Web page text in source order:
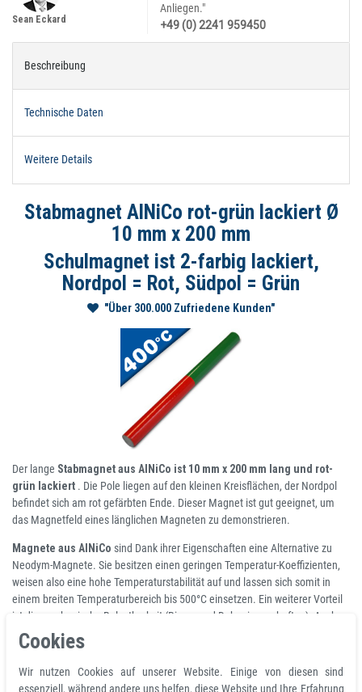
Anliegen."
+49 (0) 2241 959450
Sean Eckard
Beschreibung
Technische Daten
Weitere Details
Stabmagnet AlNiCo rot-grün lackiert Ø
10 mm x 200 mm
Schulmagnet ist 2-farbig lackiert,
Nordpol = Rot, Südpol = Grün
"Über 300.000 Zufriedene Kunden"
Der lange Stabmagnet aus AlNiCo ist 10 mm x 200 mm lang und rot-
grün lackiert . Die Pole liegen auf den kleinen Kreisflächen, der Nordpol
befindet sich am rot gefärbten Ende. Dieser Magnet ist gut geeignet, um
das Magnetfeld eines länglichen Magneten zu demonstrieren.
Magnete aus AlNiCo sind Dank ihrer Eigenschaften eine Alternative zu
Neodym-Magnete. Sie besitzen einen geringen Temperatur-Koeffizienten,
weisen also eine hohe Temperaturstabilität auf und lassen sich somit in
einem breiten Temperaturbereich bis 500°C einsetzen. Ein weiterer Vorteil
ist die mechanische Belastbarkeit (Biege- und Dehneigenschaften). Auch
die Korrosionsbeständigkeit ist bei AlNiCo-Magneten vorzüglich, weshalb
sie keine Beschichtung benötigen.
Haltemagnet für Werkstatt, Labor, Hobby, Vorrichtungsbau oder
Cookies
Wir nutzen Cookies auf unserer Website. Einige von diesen sind
essenziell, während andere uns helfen, diese Website und Ihre Erfahrung